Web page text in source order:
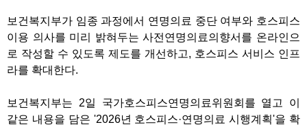
보건복지부가 임종 과정에서 연명의료 중단 여부와 호스피스
이용 의사를 미리 밝혀두는 사전연명의료의향서를 온라인으
로 작성할 수 있도록 제도를 개선하고, 호스피스 서비스 인프
라를 확대한다.
보건복지부는 2일 국가호스피스연명의료위원회를 열고 이
같은 내용을 담은 '2026년 호스피스·연명의료 시행계획'을 확